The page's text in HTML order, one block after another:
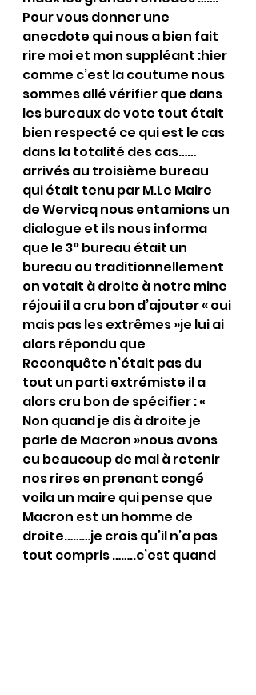
Pour vous donner une
anecdote qui nous a bien fait
rire moi et mon suppléant :hier
comme c’est la coutume nous
sommes allé vérifier que dans
les bureaux de vote tout était
bien respecté ce qui est le cas
dans la totalité des cas……
arrivés au troisième bureau
qui était tenu par M.Le Maire
de Wervicq nous entamions un
dialogue et ils nous informa
que le 3° bureau était un
bureau ou traditionnellement
on votait à droite à notre mine
réjoui il a cru bon d’ajouter « oui
mais pas les extrêmes »je lui ai
alors répondu que
Reconquête n’était pas du
tout un parti extrémiste il a
alors cru bon de spécifier : «
Non quand je dis à droite je
parle de Macron »nous avons
eu beaucoup de mal à retenir
nos rires en prenant congé
voila un maire qui pense que
Macron est un homme de
droite………je crois qu’il n’a pas
tout compris ……..c’est quand